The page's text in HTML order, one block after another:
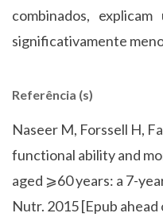
combinados,
significativamente
Referência (s)
Naseer M, Forssell H,
functional ability and
aged ⩾60 years: a 7-
Nutr. 2015 [Epub